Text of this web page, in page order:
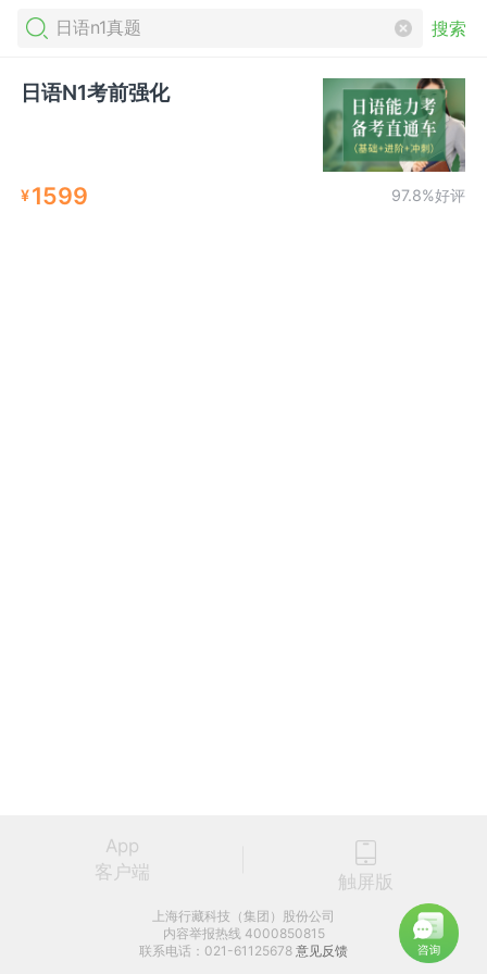
搜索
日语N1考前强化
¥1599 97.8%好评
App
客户端
触屏版
上海行藏科技（集团）股份公司
内容举报热线 4000850815
联系电话：021-61125678 意见反馈